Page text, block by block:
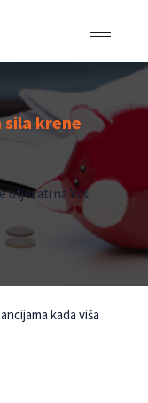
sila krene
utjecati na Vaš
kada viša